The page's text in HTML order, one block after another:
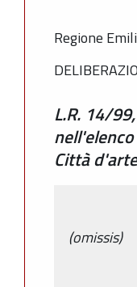
Regione
L.R. 14/
Città d'arte
(omissis)